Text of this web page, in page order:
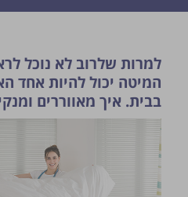
למרות שלרוב לא נוכל
המיטה יכול להיות אחד
בבית. איך מאווררים